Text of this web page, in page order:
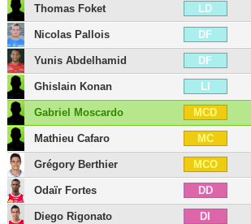
Thomas Foket LD
Nicolas Pallois DF
Yunis Abdelhamid DF
Ghislain Konan LI
Gabriel Moscardo MCD
Mathieu Cafaro MC
Grégory Berthier MCO
Odaïr Fortes DD
Diego Rigonato DI